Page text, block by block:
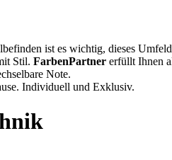
ist es wichtig, dieses
Stil. FarbenPartner erfüllt Ihnen
Note.
Individuell und Exklusiv.